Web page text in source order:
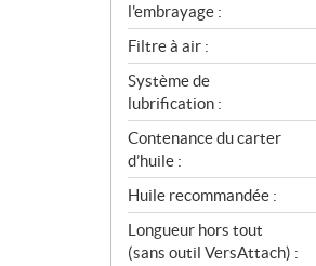
l'embrayage :
Filtre à air :
Système de
lubrification :
Contenance du carter
d’huile :
Huile recommandée :
Longueur hors tout
(sans outil VersAttach) :